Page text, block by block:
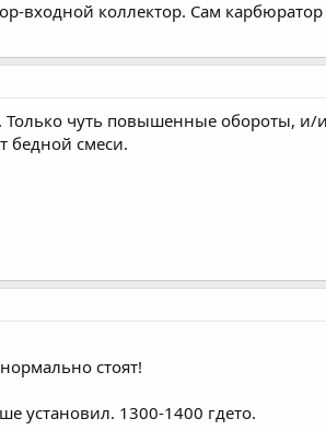
входной коллектор. Сам карбюратор
Только чуть повышенные обороты, и/
бедной смеси.
стоят!
установил. 1300-1400 гдето.